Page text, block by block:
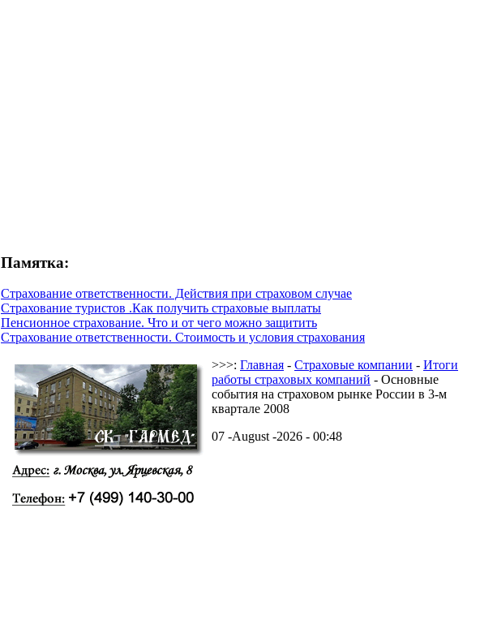
Памятка:
Страхование ответственности. Действия при страховом случае
Страхование туристов .Как получить страховые выплаты
Пенсионное страхование. Что и от чего можно защитить
Страхование ответственности. Стоимость и условия страхования
>>>: Главная - Страховые компании - Итоги
работы страховых компаний - Основные
события на страховом рынке России в 3-м
квартале 2008
07 -August -2026 - 00:48